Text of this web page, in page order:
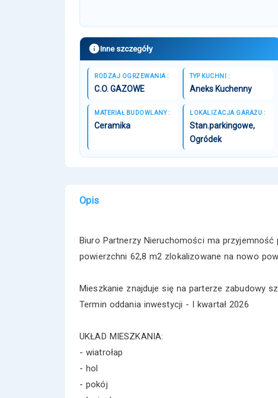
Inne szczegóły
RODZAJ OGRZEWANIA :
C.O. GAZOWE
TYP KUCHNI :
Aneks Kuchenny
MATERIAŁ BUDOWLANY :
Ceramika
LOKALIZACJA GARAŻU :
Stan.parkingowe,
Ogródek
Opis
Biuro Partnerzy Nieruchomości ma
powierzchni 62,8 m2 zlokalizowane na nowo
Mieszkanie znajduje się na parterze zabudowy
Termin oddania inwestycji - I kwartał 2026
UKŁAD MIESZKANIA:
- wiatrołap
- hol
- pokój